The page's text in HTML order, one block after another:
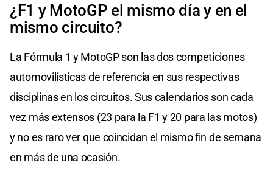
¿F1 y MotoGP el mismo día y en el
mismo circuito?
La Fórmula 1 y MotoGP son las dos competiciones
automovilísticas de referencia en sus respectivas
disciplinas en los circuitos. Sus calendarios son cada
vez más extensos (23 para la F1 y 20 para las motos)
y no es raro ver que coincidan el mismo fin de semana
en más de una ocasión.